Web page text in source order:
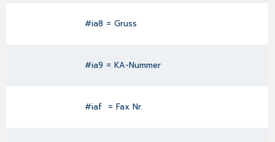
#ia8 = Gruss
#ia9 = KA-Nummer
#iaf = Fax Nr.